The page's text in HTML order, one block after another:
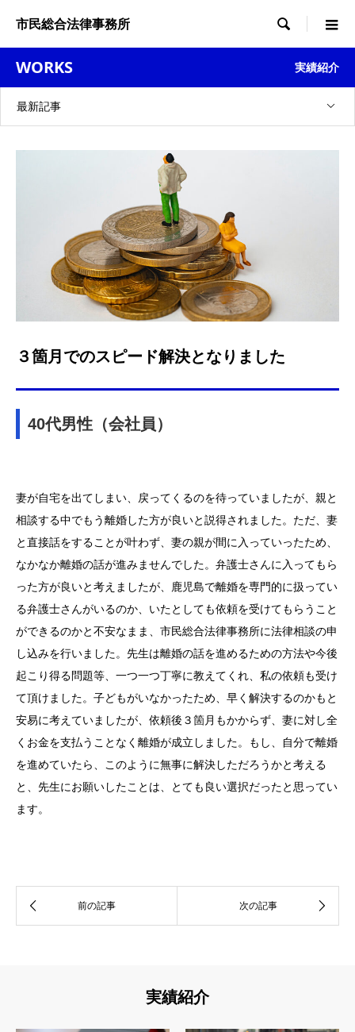
市民総合法律事務所 
WORKS 実績紹介
最新記事
３箇月でのスピード解決となりました
40代男性（会社員）
妻が自宅を出てしまい、戻ってくるのを待っていましたが、 親と
相談する中でもう離婚した方が良いと説得されました。ただ、 妻
と直接話をすることが叶わず、妻の親が間に入っていったため、
なかなか離婚の話が進みませんでした。 弁護士さんに入ってもら
った方が良いと考えましたが、 鹿児島で離婚を専門的に扱ってい
る弁護士さんがいるのか、 いたとしても依頼を受けてもらうこと
ができるのかと不安なまま、 市民総合法律事務所に法律相談の申
し込みを行いました。 先生は離婚の話を進めるための方法や今後
起こり得る問題等、 一つ一つ丁寧に教えてくれ、私の依頼も受け
て頂けました。 子どもがいなかったため、 早く解決するのかもと
安易に考えていましたが、 依頼後３箇月もかからず、 妻に対し全
くお金を支払うことなく離婚が成立しました。もし、
自分で離婚
を進めていたら、 このように無事に解決しただろうかと考える
と、 先生にお願いしたことは、とても良い選択だったと思ってい
ます。
実績紹介